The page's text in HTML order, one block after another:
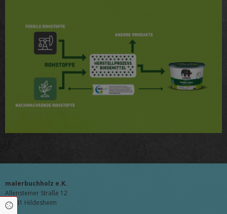
malerbuchholz e.K.
Allensteiner Straße 12
31141 Hildesheim
Cookie Einstellungen